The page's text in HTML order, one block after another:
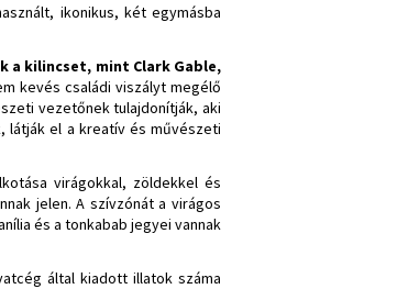
ikonikus, két egymásba
a kilincset, mint Clark Gable,
kevés családi viszályt megélő
vezetőnek tulajdonítják, aki
látják el a kreatív és művészeti
virágokkal, zöldekkel és
jelen. A szívzónát a virágos
és a tonkabab jegyei vannak
által kiadott illatok száma